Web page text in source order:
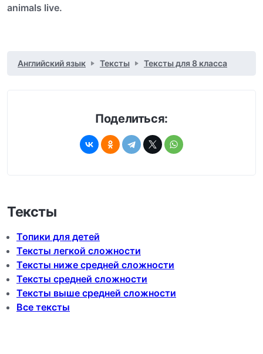
animals live.
Английский язык Тексты Тексты для 8 класса
Поделиться:
Тексты
Топики для детей
Тексты легкой сложности
Тексты ниже средней сложности
Тексты средней сложности
Тексты выше средней сложности
Все тексты